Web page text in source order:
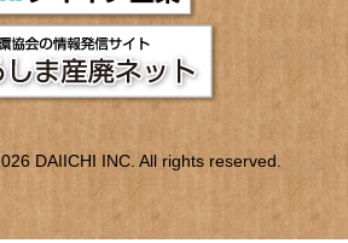
DAIICHI INC. All rights reserved.